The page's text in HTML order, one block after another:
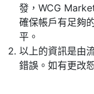
發，WCG
確保帳戶有足夠
平。
以上的資訊是由
錯誤。如有更改